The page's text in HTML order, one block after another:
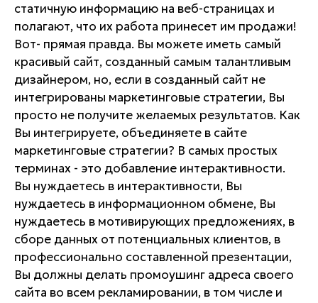
статичную информацию на веб-страницах и
полагают, что их работа принесет им продажи!
Вот- прямая правда. Вы можете иметь самый
красивый сайт, созданный самым талантливым
дизайнером, но, если в созданный сайт не
интегрированы маркетинговые стратегии, Вы
просто не получите желаемых результатов. Как
Вы интегрируете, объединяете в сайте
маркетинговые стратегии? В самых простых
терминах - это добавление интерактивности.
Вы нуждаетесь в интерактивности, Вы
нуждаетесь в информационном обмене, Вы
нуждаетесь в мотивирующих предложениях, в
сборе данных от потенциальных клиентов, в
профессионально составленной презентации,
Вы должны делать промоушинг адреса своего
сайта во всем рекламировании, в том числе и